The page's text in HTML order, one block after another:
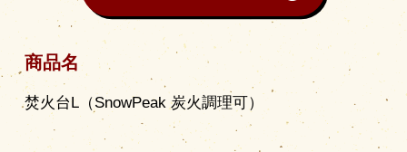
商品名
焚火台L（SnowPeak 炭火調理可）